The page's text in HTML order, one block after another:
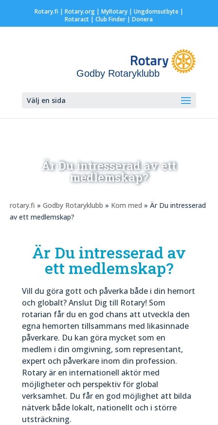
Rotary.fi | Rotary.org| MyRotary | Ungdomsutbyte|
Rotaract | Club Finder | Donera
Godby Rotaryklubb
Välj en sida
Är Du intresserad av ett
medlemskap?
rotary.fi » Godby Rotaryklubb » Kom med » Är Du intresserad
av ett medlemskap?
Är Du intresserad av
ett medlemskap?
Vill du göra gott och påverka både i din hemort
och globalt? Anslut Dig till Rotary! Som
rotarian får du en god chans att utveckla den
egna hemorten tillsammans med likasinnade
påverkare. Du kan göra mycket som en
medlem i din omgivning, som representant,
expert och påverkare inom din profession.
Rotary är en internationell aktör med
möjligheter och perspektiv för global
verksamhet. Du får en god möjlighet att bilda
nätverk både lokalt, nationellt och i större
utsträckning.